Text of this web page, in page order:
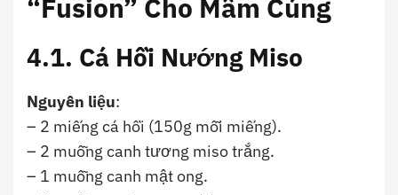
“Fusion” Cho Mâm Cúng
4.1. Cá Hồi Nướng Miso
Nguyên liệu:
– 2 miếng cá hồi (150g mỗi miếng).
– 2 muỗng canh tương miso trắng.
– 1 muỗng canh mật ong.